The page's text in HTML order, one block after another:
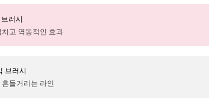
브러시
고 역동적인 효과
브러시
들거리는 라인